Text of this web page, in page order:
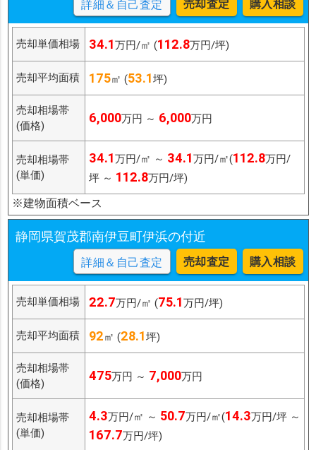
詳細＆自己査定 売却査定 購入相談
売却単価相場 34.1万円/㎡ (112.8万円/坪)
売却平均面積 175㎡ (53.1坪)
売却相場帯
(価格)
6,000万円 ～ 6,000万円
売却相場帯
(単価)
34.1万円/㎡ ～ 34.1万円/㎡(112.8万円/
坪 ～ 112.8万円/坪)
※建物面積ベース
静岡県賀茂郡南伊豆町伊浜の付近
詳細＆自己査定 売却査定 購入相談
売却単価相場 22.7万円/㎡ (75.1万円/坪)
売却平均面積 92㎡ (28.1坪)
売却相場帯
(価格)
475万円 ～ 7,000万円
売却相場帯
(単価)
4.3万円/㎡ ～ 50.7万円/㎡(14.3万円/坪 ～
167.7万円/坪)